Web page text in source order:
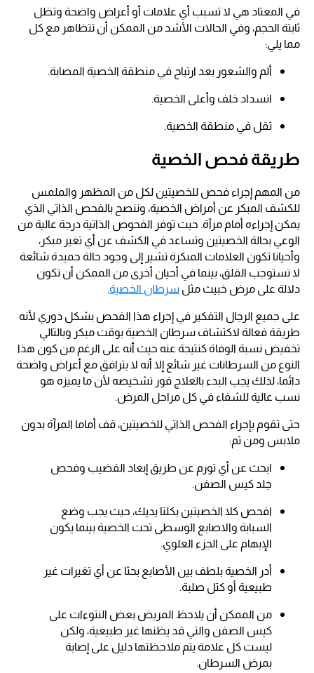
في المعتاد هي لا تسبب أي علامات أو أعراض واضحة وتظل
ثابتة الحجم، وفي الحالات الأشد من الممكن أن تتظاهر مع كل
مما يلي:
ألم والشعور بعد ارتياح في منطقة الخصية المصابة.
انسداد خلف وأعلى الخصية.
ثقل في منطقة الخصية.
طريقة فحص الخصية
من المهم إجراء فحص للخصيتين لكل من المظهر والملمس
للكشف المبكر عن أمراض الخصية، وننصح بالفحص الذاتي الذي
يمكن إجراءه أمام مرآة. حيث توفر الفحوص الذاتية درجة عالية من
الوعي بحالة الخصيتين وتساعد في الكشف عن أي تغير مبكر،
وأحيانا تكون العلامات المبكرة تشير إلى وجود حالة حميدة شائعة
لا تستوجب القلق، بينما في أحيان أخرى من الممكن أن تكون
دلالة على مرض خبيث مثل سرطان الخصية.
على جميع الرجال التفكير في إجراء هذا الفحص بشكل دوري لأنه
طريقة فعالة لاكتشاف سرطان الخصية بوقت مبكر وبالتالي
تخفيض نسبة الوفاة كنتيجة عنه حيث أنه على الرغم من كون هذا
النوع من السرطانات غير شائع إلا أنه لا يترافق مع أعراض واضحة
دائما، لذلك يجب البدء بالعلاج فور تشخيصه لأن ما يميزه هو
نسب عالية للشفاء في كل مراحل المرض.
حتى تقوم بإجراء الفحص الذاتي للخصيتين، قف أماما المرآة بدون
ملابس ومن ثم:
ابحث عن أي تورم عن طريق إبعاد القضيب وفحص
جلد كيس الصفن.
افحص كلا الخصيتين بكلتا يديك، حيث يجب وضع
السبابة والاصابع الوسطى تحت الخصية بينما يكون
الإبهام على الجزء العلوي.
أدر الخصية بلطف بين الأصابع بحثا عن أي تغيرات غير
طبيعية أو كتل صلبة.
من الممكن أن يلاحظ المريض بعض النتوءات على
كيس الصفن والتي قد يظنها غير طبيعية، ولكن
ليست كل علامة يتم ملاحظتها دليل على إصابة
بمرض السرطان.